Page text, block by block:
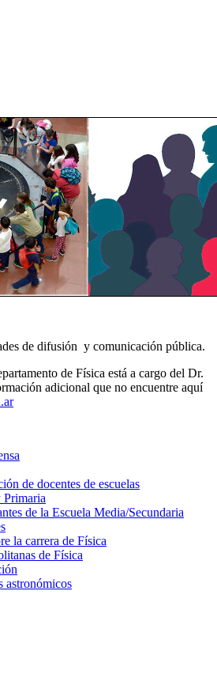
de difusión y comunicación pública.
de Física está a cargo del Dr.
adicional que no encuentre aquí
de docentes de escuelas
Primaria
de la Escuela Media/Secundaria
la carrera de Física
de Física
astronómicos